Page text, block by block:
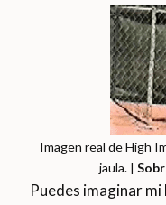
Imagen real de High
jaula. |
Puedes imaginar